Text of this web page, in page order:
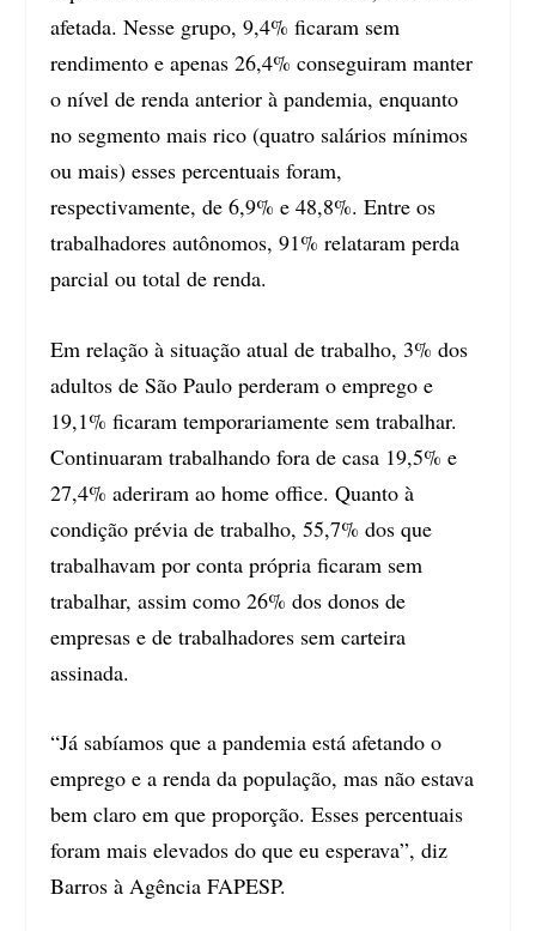
afetada. Nesse grupo, 9,4% ficaram sem
rendimento e apenas 26,4% conseguiram manter
o nível de renda anterior à pandemia, enquanto
no segmento mais rico (quatro salários mínimos
ou mais) esses percentuais foram,
respectivamente, de 6,9% e 48,8%. Entre os
trabalhadores autônomos, 91% relataram perda
parcial ou total de renda.
Em relação à situação atual de trabalho, 3% dos
adultos de São Paulo perderam o emprego e
19,1% ficaram temporariamente sem trabalhar.
Continuaram trabalhando fora de casa 19,5% e
27,4% aderiram ao home office. Quanto à
condição prévia de trabalho, 55,7% dos que
trabalhavam por conta própria ficaram sem
trabalhar, assim como 26% dos donos de
empresas e de trabalhadores sem carteira
assinada.
“Já sabíamos que a pandemia está afetando o
emprego e a renda da população, mas não estava
bem claro em que proporção. Esses percentuais
foram mais elevados do que eu esperava”, diz
Barros à Agência FAPESP.